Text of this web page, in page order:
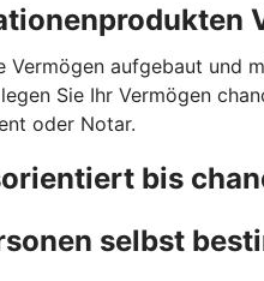
Vermögen aufgebaut und
Sie Ihr Vermögen
oder Notar.
bis
selbst